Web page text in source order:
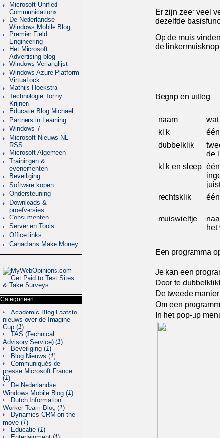
Microsoft Unified
Communications
De Nederlandse
Windows Mobile Blog
Premier Field
Engineering
Het Microsoft
Advertising blog
Windows Verlanglijst
Windows Azure Platform
VirtuaLock
Mathijs Hoekstra
Technologie Tonny
Krijnen
Educatie Blog Michael
Partners in Learning
Windows 7
Microsoft Nieuws NL
RSS
Microsoft Algemeen
Trainingen &
evenementen
Beveiliging
Software kopen
Ondersteuning
Downloads &
proefversies
Consumenten
Server en Tools
Office links
Canadians Make Money
Categorieën
Academic Blog Laatste
nieuws over de Imagine
Cup (1)
TAS (Technical
Advisory Service) (1)
Beveiliging (1)
Blog Nieuws (1)
Communiqués de
presse Microsoft France
(1)
De Nederlandse
Windows Mobile Blog (1)
Dutch Information
Worker Team Blog (1)
Dynamics CRM on the
move (1)
Educatie (1)
Er zijn zeer veel
dezelfde
Op de muis
de
Begrip en uitleg
naam
wat
klik
dubbelklik
de
klik en sleep
rechtsklik
muiswieltje
het
Een programma
Je kan een
Door te
De tweede
Om een
In het pop-up